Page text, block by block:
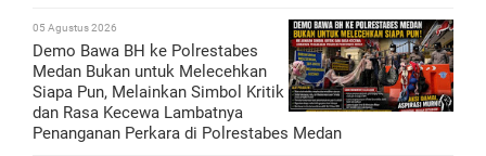
05 Agustus 2026
Demo Bawa BH ke Polrestabes
Medan Bukan untuk Melecehkan
Siapa Pun, Melainkan Simbol Kritik
dan Rasa Kecewa Lambatnya
Penanganan Perkara di Polrestabes Medan